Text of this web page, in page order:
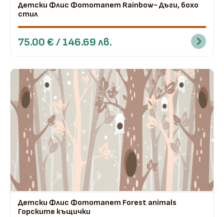
Детски Флис Фототапет Rainbow- Дъги, бохо
стил
75.00 € / 146.69 лв.
Детски Флис Фототапет Forest animals
Горските къщички